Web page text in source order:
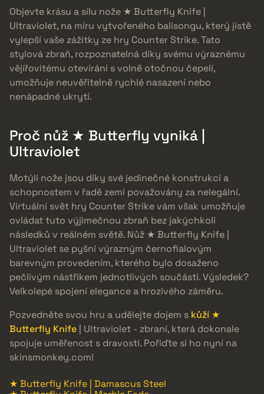
Objevte krásu a sílu nože ★ Butterfly Knife |
Ultraviolet, na míru vytvořeného balisongu, který jistě
vylepší vaše zážitky ze hry Counter Strike. Tato
stylová zbraň, rozpoznatelná díky svému výraznému
vějířovitému otevírání s volně otočnou čepelí,
umožňuje neuvěřitelně rychlé nasazení nebo
nenápadné ukrytí.
Proč nůž ★ Butterfly vyniká |
Ultraviolet
Motýlí nože jsou díky své jedinečné konstrukci a
schopnostem v řadě zemí považovány za nelegální.
Virtuální svět hry Counter Strike vám však umožňuje
ovládat tuto výjimečnou zbraň bez jakýchkoli
následků v reálném světě. Nůž ★ Butterfly Knife |
Ultraviolet se pyšní výrazným černofialovým
barevným provedením, kterého bylo dosaženo
pečlivým nástřikem jednotlivých součástí. Výsledek?
Velkolepé spojení elegance a hrozivého záměru.
Pozvedněte svou hru a udělejte dojem s kůží ★
Butterfly Knife | Ultraviolet - zbraní, která dokonale
spojuje uměřenost s dravostí. Pořiďte si ho nyní na
skinsmonkey.com!
★ Butterfly Knife | Damascus Steel